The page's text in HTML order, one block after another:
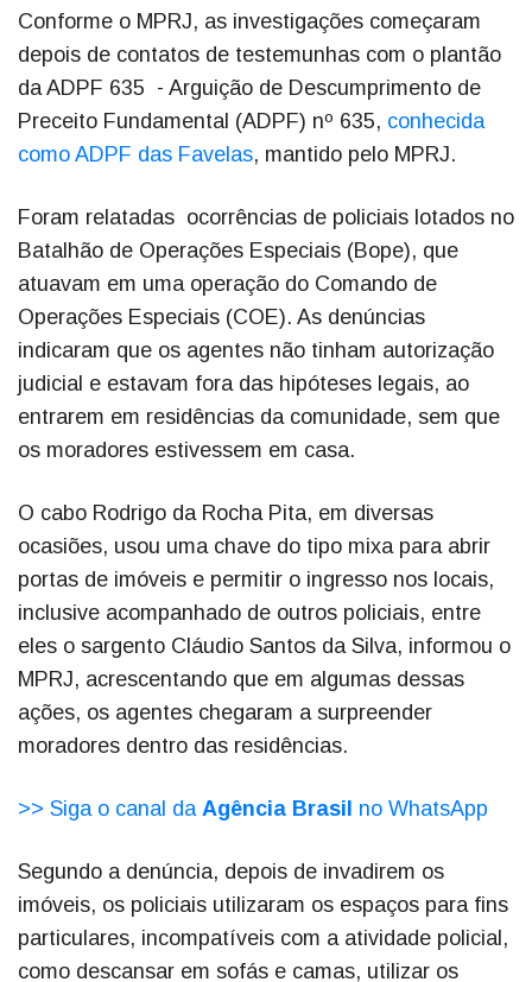
Conforme o MPRJ, as investigações começaram
depois de contatos de testemunhas com o plantão
da ADPF 635 - Arguição de Descumprimento de
Preceito Fundamental (ADPF) nº 635, conhecida
como ADPF das Favelas, mantido pelo MPRJ.
Foram relatadas ocorrências de policiais lotados no
Batalhão de Operações Especiais (Bope), que
atuavam em uma operação do Comando de
Operações Especiais (COE). As denúncias
indicaram que os agentes não tinham autorização
judicial e estavam fora das hipóteses legais, ao
entrarem em residências da comunidade, sem que
os moradores estivessem em casa.
O cabo Rodrigo da Rocha Pita, em diversas
ocasiões, usou uma chave do tipo mixa para abrir
portas de imóveis e permitir o ingresso nos locais,
inclusive acompanhado de outros policiais, entre
eles o sargento Cláudio Santos da Silva, informou o
MPRJ, acrescentando que em algumas dessas
ações, os agentes chegaram a surpreender
moradores dentro das residências.
>> Siga o canal da Agência Brasil no WhatsApp
Segundo a denúncia, depois de invadirem os
imóveis, os policiais utilizaram os espaços para fins
particulares, incompatíveis com a atividade policial,
como descansar em sofás e camas, utilizar os